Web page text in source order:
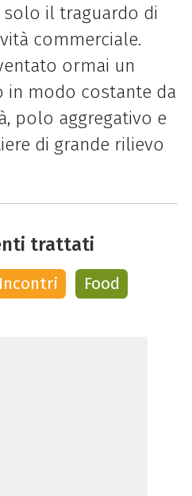
il traguardo di
commerciale.
ormai un
in modo costante da
polo aggregativo e
di grande rilievo
trattati
Incontri Food